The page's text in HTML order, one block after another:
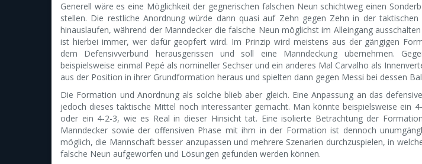
Generell wäre es eine Möglichkeit der gegnerischen falschen Neun schichtweg einen
stellen. Die restliche Anordnung würde dann quasi auf Zehn gegen Zehn in der taktischen
hinauslaufen, während der Manndecker die falsche Neun möglichst im Alleingang
ist hierbei immer, wer dafür geopfert wird. Im Prinzip wird meistens aus der gängigen
dem Defensivverbund herausgerissen und soll eine Manndeckung übernehmen.
beispielsweise einmal Pepé als nomineller Sechser und ein anderes Mal Carvalho als
aus der Position in ihrer Grundformation heraus und spielten dann gegen Messi bei dessen
Die Formation und Anordnung als solche blieb aber gleich. Eine Anpassung an das
jedoch dieses taktische Mittel noch interessanter gemacht. Man könnte beispielsweise ein
oder ein 4-2-3, wie es Real in dieser Hinsicht tat. Eine isolierte Betrachtung der
Manndecker sowie der offensiven Phase mit ihm in der Formation ist dennoch
möglich, die Mannschaft besser anzupassen und mehrere Szenarien durchzuspielen, in
falsche Neun aufgeworfen und Lösungen gefunden werden können.